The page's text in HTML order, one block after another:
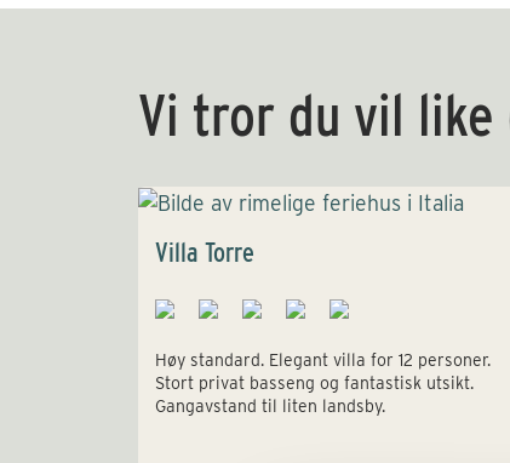
Vi tror du vil
Villa Torre
Høy standard. Elegant villa for 12 personer.
Stort privat basseng og fantastisk utsikt.
Gangavstand til liten landsby.